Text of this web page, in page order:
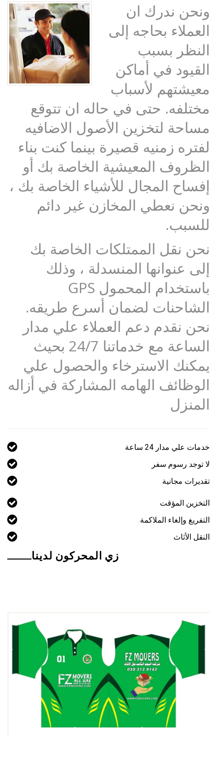
ونحن ندرك ان
العملاء بحاجه إلى
النظر بسبب
القيود في أماكن
معيشتهم لأسباب
مختلفه. حتى في حاله ان تتوقع
مساحة لتخزين الأصول الاضافيه
لفتره زمنيه قصيرة بينما كنت بناء
الظروف المعيشية الخاصة بك أو
إفساح المجال للأشياء الخاصة بك ،
ونحن نعطي المخازن غير دائم
للسبب.
نحن نقل الممتلكات الخاصة بك
إلى عنوانها المنسدلة ، وذلك
باستخدام المحمول GPS
الشاحنات لضمان أسرع طريقه.
نحن نقدم دعم العملاء علي مدار
الساعة مع خدماتنا 24/7 بحيث
يمكنك الاسترخاء والحصول علي
الوظائف الهامه المشاركة في أزاله
المنزل
خدمات علي مدار 24 ساعة
لا توجد رسوم سفر
تقديرات مجانية
التخزين المؤقت
التفريغ وإلغاء الملاكمة
النقل الأثاث
زي المحركون لدينا